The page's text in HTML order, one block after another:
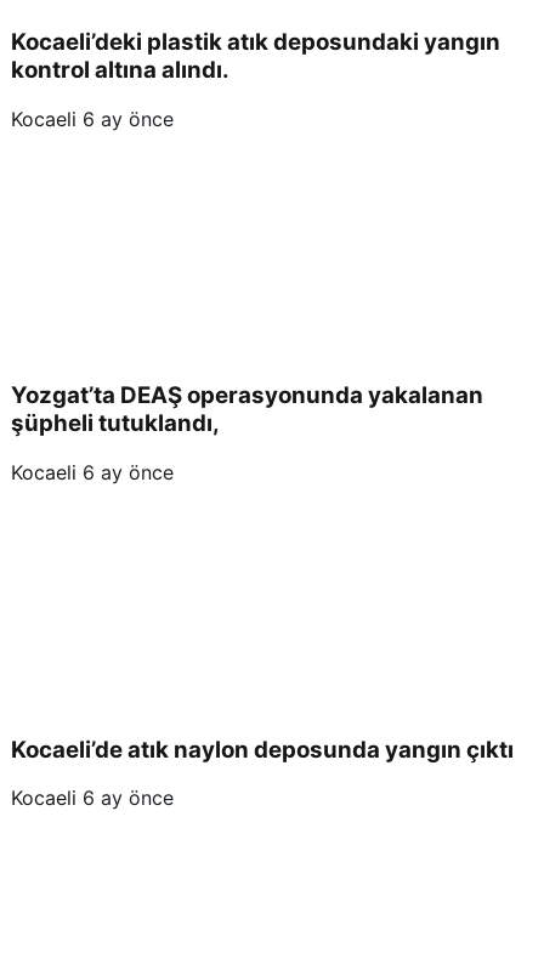
şeki
Kocaeli’deki plastik atık deposundaki yangın
kontrol altına alındı.
Kocaeli 6 ay önce
Yozgat’ta DEAŞ operasyonunda yakalanan
şüpheli tutuklandı,
Kocaeli 6 ay önce
Kocaeli’de atık naylon deposunda yangın çıktı
Kocaeli 6 ay önce